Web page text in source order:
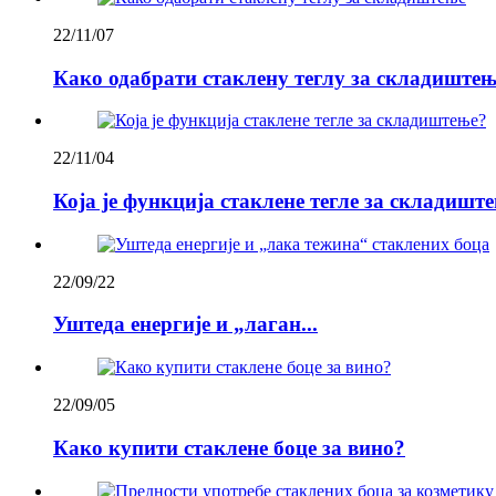
22/11/07
Како одабрати стаклену теглу за
22/11/04
Која је функција стаклене тегле за
22/09/22
Уштеда енергије и „лаган...
22/09/05
Како купити стаклене боце за вино?